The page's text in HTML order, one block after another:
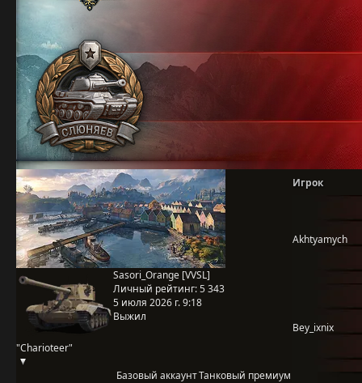
"Charioteer"
Sasori_Orange [VVSL]
Личный рейтинг:5 343
5 июля 2026 г. 9:18
Выжил
Базовый аккаунтТанковый премиум
Игрок
Akhtyamych
Bey_ixnix